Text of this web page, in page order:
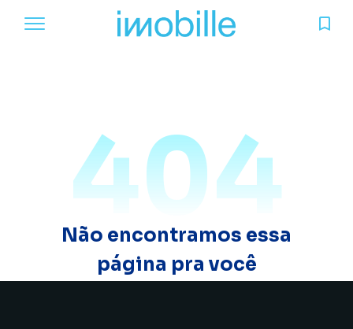
404
Não encontramos essa
página pra você